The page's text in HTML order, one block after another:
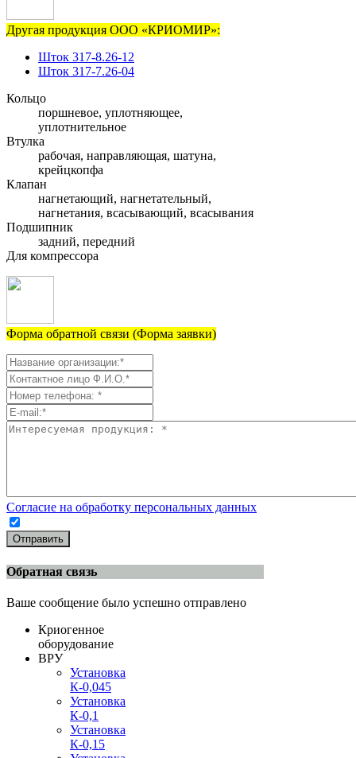
Другая продукция ООО «КРИОМИР»:
Шток 317-8.26-12
Шток 317-7.26-04
Кольцо
поршневое, уплотняющее,
уплотнительное
Втулка
рабочая, направляющая, шатуна,
крейцкопфа
Клапан
нагнетающий, нагнетательный,
нагнетания, всасывающий, всасывания
Подшипник
задний, передний
Для компрессора
Форма обратной связи (Форма заявки)
Согласие на обработку персональных данных
Отправить
Обратная связь
Ваше сообщение было успешно отправлено
Криогенное
оборудование
ВРУ
Установка
К-0,045
Установка
К-0,1
Установка
К-0,15